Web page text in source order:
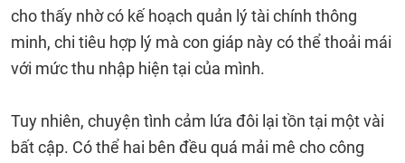
cho thấy nhờ có kế hoạch quản lý tài chính thông
minh, chi tiêu hợp lý mà con giáp này có thể thoải mái
với mức thu nhập hiện tại của mình.
Tuy nhiên, chuyện tình cảm lứa đôi lại tồn tại một vài
bất cập. Có thể hai bên đều quá mải mê cho công